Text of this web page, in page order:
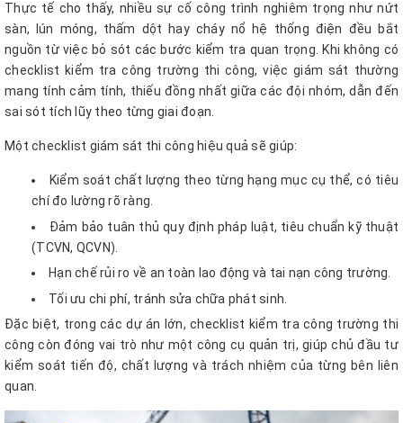
Thực tế cho thấy, nhiều sự cố công trình nghiêm trọng như nứt
sàn, lún móng, thấm dột hay cháy nổ hệ thống điện đều bắt
nguồn từ việc bỏ sót các bước kiểm tra quan trọng. Khi không có
checklist kiểm tra công trường thi công, việc giám sát thường
mang tính cảm tính, thiếu đồng nhất giữa các đội nhóm, dẫn đến
sai sót tích lũy theo từng giai đoạn.
Một checklist giám sát thi công hiệu quả sẽ giúp:
Kiểm soát chất lượng theo từng hạng mục cụ thể, có tiêu
chí đo lường rõ ràng.
Đảm bảo tuân thủ quy định pháp luật, tiêu chuẩn kỹ thuật
(TCVN, QCVN).
Hạn chế rủi ro về an toàn lao động và tai nạn công trường.
Tối ưu chi phí, tránh sửa chữa phát sinh.
Đặc biệt, trong các dự án lớn, checklist kiểm tra công trường thi
công còn đóng vai trò như một công cụ quản trị, giúp chủ đầu tư
kiểm soát tiến độ, chất lượng và trách nhiệm của từng bên liên
quan.